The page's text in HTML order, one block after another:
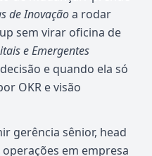
de Inovaçãoa rodar
sem virar oficina de
e Emergentes
e quando ela só
OKR e visão
gerência sênior, head
em empresa